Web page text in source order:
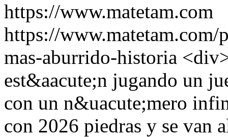
https://www.matetam.com
https://
mas-aburrido-historia
est&aacute;n jugando un
con un n&uacute;mero
con 2026 piedras y se van